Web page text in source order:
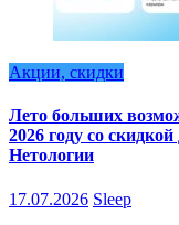
Акции, скидки
Лето больших
2026 году со
Нетологии
17.07.2026 Sleep